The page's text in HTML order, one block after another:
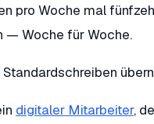
pro Woche mal
— Woche für Woche.
digitaler Mitarbeiter,